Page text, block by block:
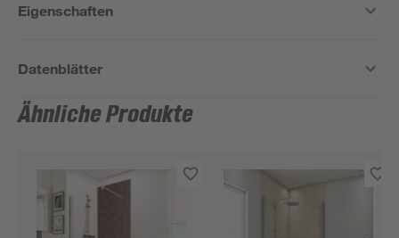
Eigenschaften
Datenblätter
Ähnliche Produkte